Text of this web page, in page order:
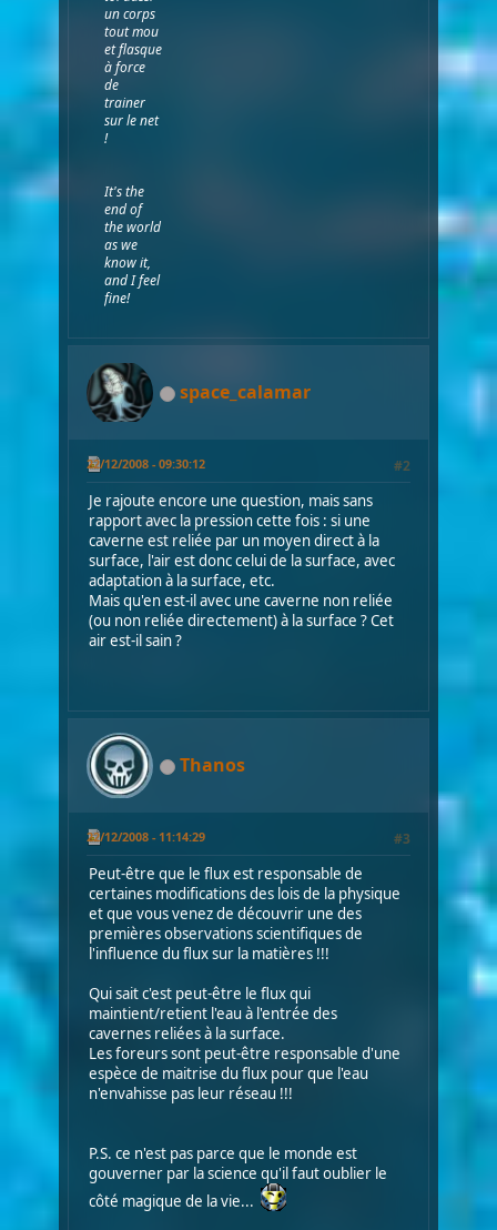
un corps
tout mou
et flasque
à force
de
trainer
sur le net
!
It's the
end of
the world
as we
know it,
and I feel
fine!
space_calamar
22/12/2008 - 09:30:12 #2
Je rajoute encore une question, mais sans
rapport avec la pression cette fois : si une
caverne est reliée par un moyen direct à la
surface, l'air est donc celui de la surface, avec
adaptation à la surface, etc.
Mais qu'en est-il avec une caverne non reliée
(ou non reliée directement) à la surface ? Cet
air est-il sain ?
Thanos
22/12/2008 - 11:14:29 #3
Peut-être que le flux est responsable de
certaines modifications des lois de la physique
et que vous venez de découvrir une des
premières observations scientifiques de
l'influence du flux sur la matières !!!
Qui sait c'est peut-être le flux qui
maintient/retient l'eau à l'entrée des
cavernes reliées à la surface.
Les foreurs sont peut-être responsable d'une
espèce de maitrise du flux pour que l'eau
n'envahisse pas leur réseau !!!
P.S. ce n'est pas parce que le monde est
gouverner par la science qu'il faut oublier le
côté magique de la vie...